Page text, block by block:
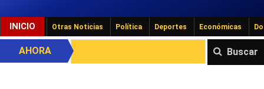
INICIO Otras Noticias Política Deportes Económicas
Buscar
AHORA